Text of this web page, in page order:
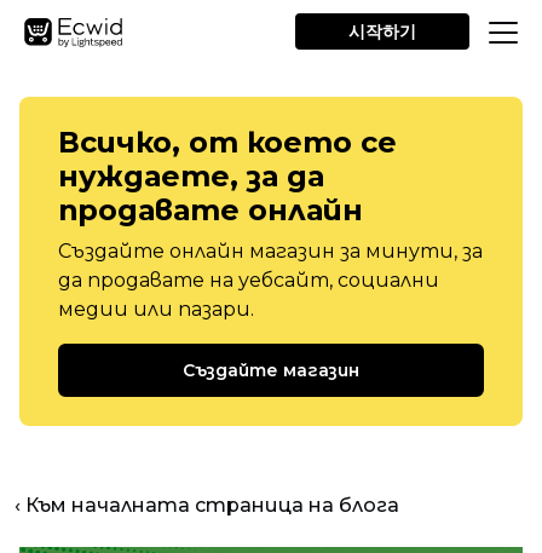
시작하기
Всичко, от което се
нуждаете, за да
продавате онлайн
Създайте онлайн магазин за минути, за
да продавате на уебсайт, социални
медии или пазари.
Създайте магазин
‹ Към началната страница на блога